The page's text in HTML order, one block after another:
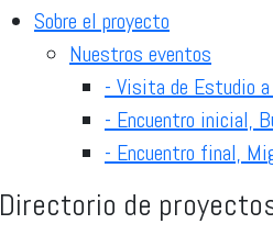
Sobre el proyecto
Nuestros eventos
- Visita de Estudio a
- Encuentro inicial,
- Encuentro final,
Directorio de